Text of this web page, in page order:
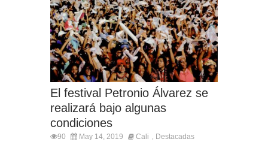
El festival Petronio Álvarez se
realizará bajo algunas
condiciones
90 May 14, 2019 Cali Destacadas